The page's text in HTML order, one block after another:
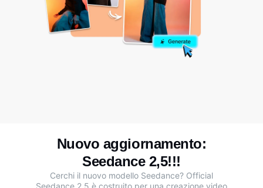
Nuovo aggiornamento:
Seedance 2,5!!!
Cerchi il nuovo modello Seedance? Official
Seedance 2,5 è costruito per una creazione video